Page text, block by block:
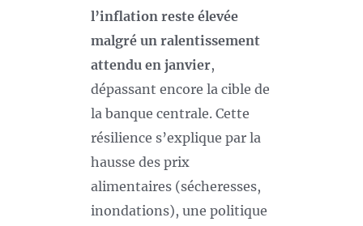
l’inflation reste élevée
malgré un ralentissement
attendu en janvier,
dépassant encore la cible de
la banque centrale. Cette
résilience s’explique par la
hausse des prix
alimentaires (sécheresses,
inondations), une politique